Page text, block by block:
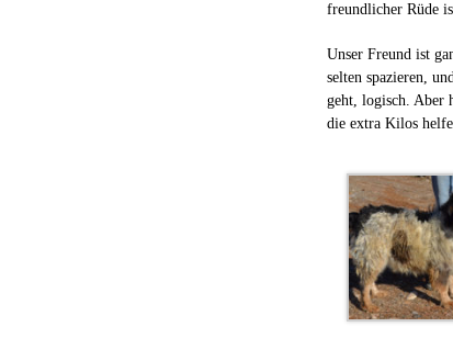
freundlicher Rüde
Unser Freund ist
selten spazieren,
geht, logisch. Aber
die extra Kilos